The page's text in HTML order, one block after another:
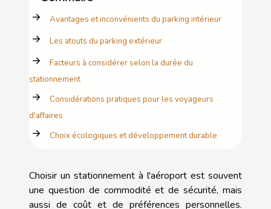
Avantages et inconvénients du parking intérieur
Les atouts du parking extérieur
Facteurs à considérer selon la durée du
stationnement
Considérations pratiques pour les voyageurs
d'affaires
Choix écologiques et développement durable
Choisir un stationnement à l'aéroport est souvent
une question de commodité et de sécurité, mais
aussi de coût et de préférences personnelles.